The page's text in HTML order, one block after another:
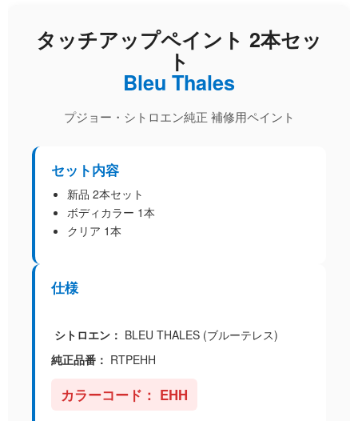
タッチアップペイント 2本セッ
ト
Bleu Thales
プジョー・シトロエン純正 補修用ペイント
セット内容
新品 2本セット
ボディカラー 1本
クリア 1本
仕様
シトロエン： BLEU THALES (ブルーテレス)
純正品番： RTPEHH
カラーコード： EHH